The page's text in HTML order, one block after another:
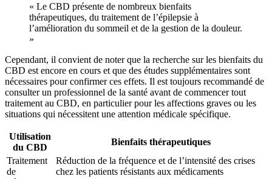
« Le CBD présente de nombreux bienfaits
thérapeutiques, du traitement de l’épilepsie à
l’amélioration du sommeil et de la gestion de la douleur.
»
Cependant, il convient de noter que la recherche sur les bienfaits du
CBD est encore en cours et que des études supplémentaires sont
nécessaires pour confirmer ces effets. Il est toujours recommandé de
consulter un professionnel de la santé avant de commencer tout
traitement au CBD, en particulier pour les affections graves ou les
situations qui nécessitent une attention médicale spécifique.
Utilisation
du CBD
Bienfaits thérapeutiques
Traitement
de
Réduction de la fréquence et de l’intensité des crises
chez les patients résistants aux médicaments